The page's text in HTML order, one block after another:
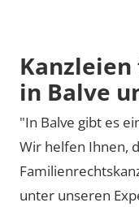
in Balve
"In Balve gibt es
Wir helfen Ihnen,
unter unseren